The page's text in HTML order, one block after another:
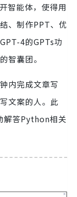
智能体，使得用
、制作PPT、优
4的GPTs功
智囊团。
内完成文章写
文案的人。此
答Python相关